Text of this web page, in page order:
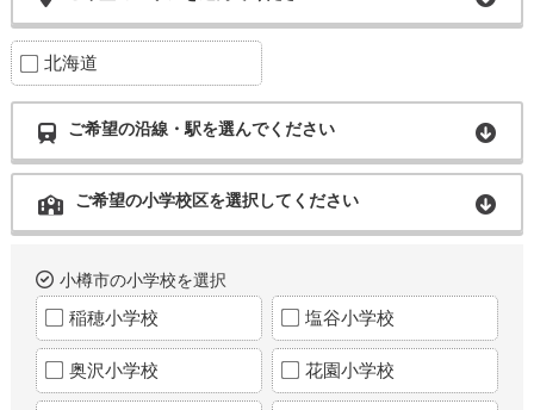
北海道
ご希望の沿線・駅を選んでください
ご希望の小学校区を選択してください
小樽市の小学校を選択
稲穂小学校 塩谷小学校
奥沢小学校 花園小学校